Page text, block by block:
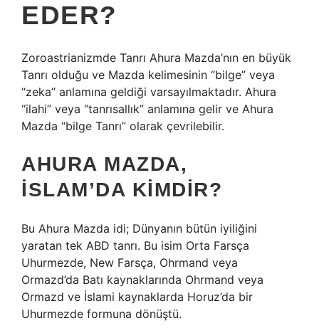
EDER?
Zoroastrianizmde Tanrı Ahura Mazda’nın en büyük
Tanrı olduğu ve Mazda kelimesinin “bilge” veya
“zeka” anlamına geldiği varsayılmaktadır. Ahura
“ilahi” veya “tanrısallık” anlamına gelir ve Ahura
Mazda “bilge Tanrı” olarak çevrilebilir.
AHURA MAZDA,
İSLAM’DA KIMDIR?
Bu Ahura Mazda idi; Dünyanın bütün iyiliğini
yaratan tek ABD tanrı. Bu isim Orta Farsça
Uhurmezde, New Farsça, Ohrmand veya
Ormazd’da Batı kaynaklarında Ohrmand veya
Ormazd ve İslami kaynaklarda Horuz’da bir
Uhurmezde formuna dönüştü.